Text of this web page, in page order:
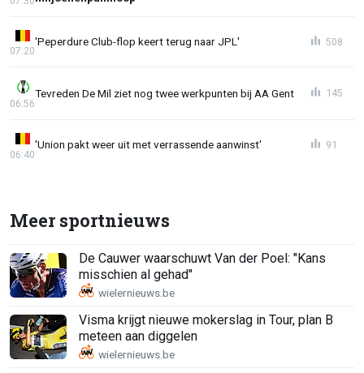
'Peperdure Club-flop keert terug naar JPL'
07:20
508
Tevreden De Mil ziet nog twee werkpunten bij AA Gent
06:56
145
'Union pakt weer uit met verrassende aanwinst'
06:40
91
Meer sportnieuws
De Cauwer waarschuwt Van der Poel: "Kans
misschien al gehad"
Visma krijgt nieuwe mokerslag in Tour, plan B
meteen aan diggelen